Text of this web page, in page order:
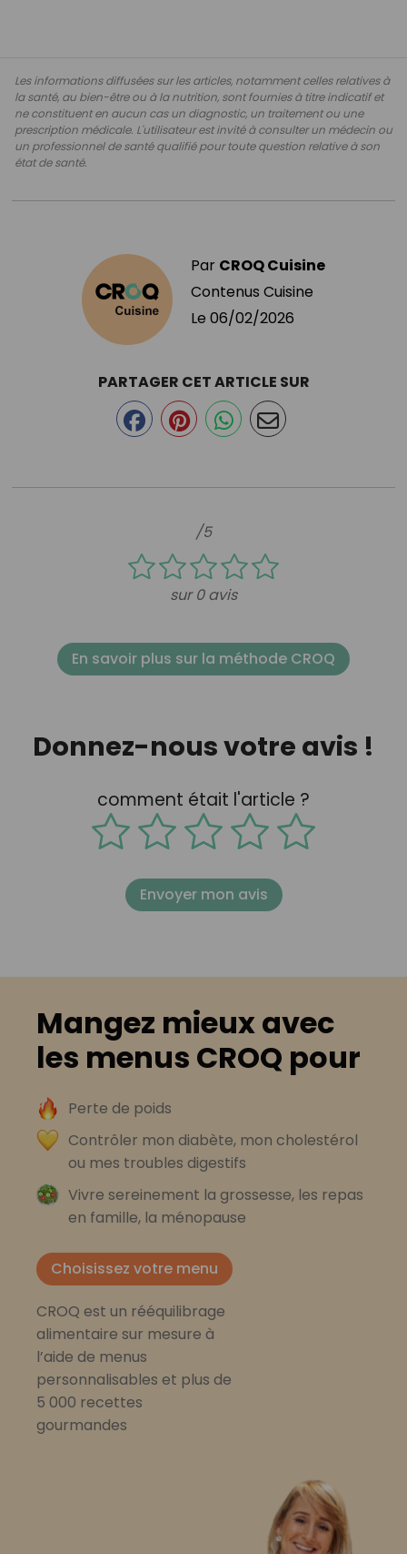
Les informations diffusées sur les articles, notamment celles relatives à
la santé, au bien-être ou à la nutrition, sont fournies à titre indicatif et
ne constituent en aucun cas un diagnostic, un traitement ou une
prescription médicale. L'utilisateur est invité à consulter un médecin ou
un professionnel de santé qualifié pour toute question relative à son
état de santé.
Par CROQ Cuisine
Contenus Cuisine
Le 06/02/2026
/5
sur 0 avis
PARTAGER CET ARTICLE SUR
En savoir plus sur la méthode CROQ
Donnez-nous votre avis !
comment était l'article ?
Envoyer mon avis
Mangez mieux avec
les menus CROQ pour
Perte de poids
Contrôler mon diabète, mon cholestérol
ou mes troubles digestifs
Vivre sereinement la grossesse, les repas
en famille, la ménopause
Choisissez votre menu
CROQ est un rééquilibrage
alimentaire sur mesure à
l’aide de menus
personnalisables et plus de
5 000 recettes
gourmandes